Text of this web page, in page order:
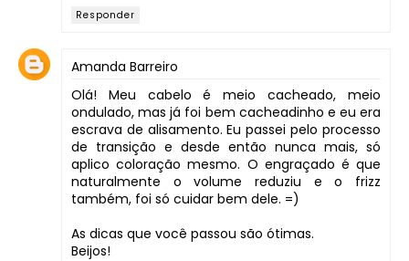
Responder
Amanda Barreiro
Olá! Meu cabelo é meio cacheado, meio
ondulado, mas já foi bem cacheadinho e eu era
escrava de alisamento. Eu passei pelo processo
de transição e desde então nunca mais, só
aplico coloração mesmo. O engraçado é que
naturalmente o volume reduziu e o frizz
também, foi só cuidar bem dele. =)
As dicas que você passou são ótimas.
Beijos!